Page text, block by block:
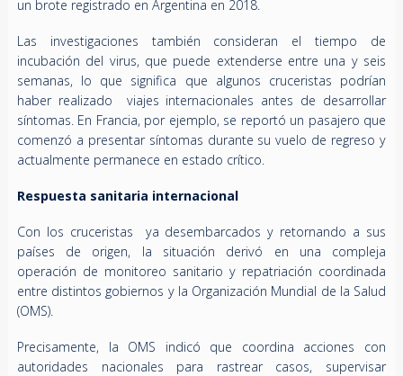
un brote registrado en Argentina en 2018.
Las investigaciones también consideran el tiempo de
incubación del virus, que puede extenderse entre una y seis
semanas, lo que significa que algunos cruceristas podrían
haber realizado viajes internacionales antes de desarrollar
síntomas. En Francia, por ejemplo, se reportó un pasajero que
comenzó a presentar síntomas durante su vuelo de regreso y
actualmente permanece en estado crítico.
Respuesta sanitaria internacional
Con los cruceristas ya desembarcados y retornando a sus
países de origen, la situación derivó en
una compleja
operación de monitoreo sanitario y repatriación coordinada
entre distintos gobiernos y la Organización Mundial de la Salud
(OMS).
Precisamente, la OMS indicó que coordina acciones con
autoridades nacionales para rastrear casos, supervisar